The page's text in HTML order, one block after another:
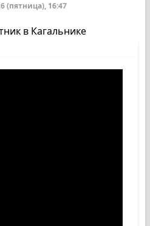
(пятница), 16:47
в Кагальнике